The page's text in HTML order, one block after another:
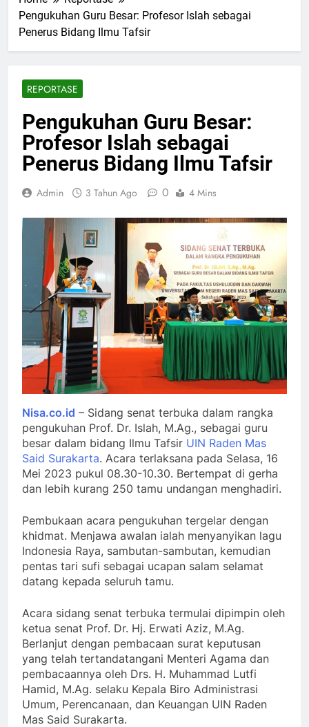
Pengukuhan Guru Besar: Profesor Islah sebagai
Penerus Bidang Ilmu Tafsir
REPORTASE
Pengukuhan Guru Besar:
Profesor Islah sebagai
Penerus Bidang Ilmu Tafsir
Admin 3 Tahun Ago 0 4 Mins
Nisa.co.id – Sidang senat terbuka dalam rangka
pengukuhan Prof. Dr. Islah, M.Ag., sebagai guru
besar dalam bidang Ilmu Tafsir UIN Raden Mas
Said Surakarta. Acara terlaksana pada Selasa, 16
Mei 2023 pukul 08.30-10.30. Bertempat di gerha
dan lebih kurang 250 tamu undangan menghadiri.
Pembukaan acara pengukuhan tergelar dengan
khidmat. Menjawa awalan ialah menyanyikan lagu
Indonesia Raya, sambutan-sambutan, kemudian
pentas tari sufi sebagai ucapan salam selamat
datang kepada seluruh tamu.
Acara sidang senat terbuka termulai dipimpin oleh
ketua senat Prof. Dr. Hj. Erwati Aziz, M.Ag.
Berlanjut dengan pembacaan surat keputusan
yang telah tertandatangani Menteri Agama dan
pembacaannya oleh Drs. H. Muhammad Lutfi
Hamid, M.Ag. selaku Kepala Biro Administrasi
Umum, Perencanaan, dan Keuangan UIN Raden
Mas Said Surakarta.